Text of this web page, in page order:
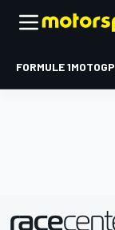
FORMULE 1MOTOGP